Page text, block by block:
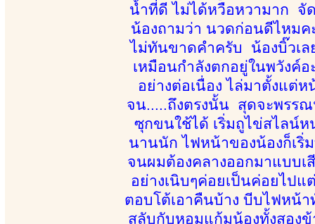
น้ำที่ดี ไม่ได้หวือหวามาก จั
น้องถามว่า นวดก่อนดีไหมค
ไม่ทันขาดคำครับ น้องบิ๊วเ
เหมือนกำลังตกอยู่ในพวังค์
อย่างต่อเนื่อง ไล่มาตั้งแต่
จน.....ถึงตรงนั้น สุดจะพรรณ
ซุกขนใช้ได้ เริ่มถูไข่สไลน์
นานนัก ไฟหน้าของน้องก็เริ่
จนผมต้องคลางออกมาแบบเ
อย่างเนิบๆค่อยเป็นค่อยไปแ
ตอบโต้เอาคืนบ้าง บีบไฟหน้
สลับกับหอมแก้มน้องทั้งสอง